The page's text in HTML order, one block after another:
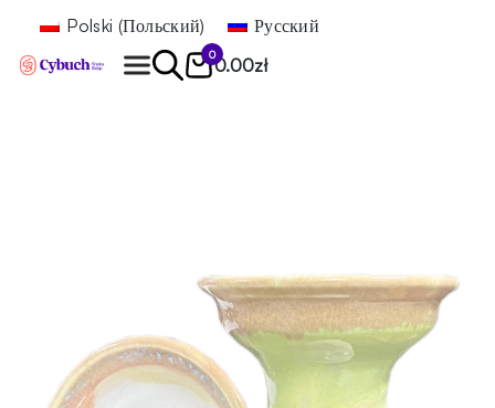
Polski (Польский) Русский
0
0.00zł